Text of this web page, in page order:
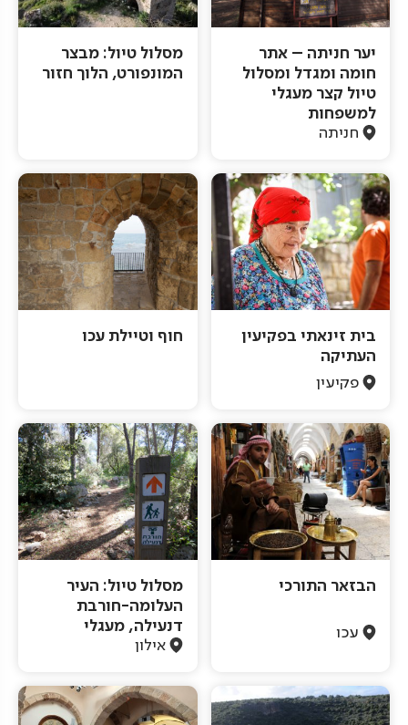
יער חניתה – אתר
חומה ומגדל ומסלול
טיול קצר מעגלי
למשפחות
חניתה
מסלול טיול: מבצר
המונפורט, הלוך חזור
בית זינאתי בפקיעין
העתיקה
פקיעין
חוף וטיילת עכו
הבזאר התורכי
עכו
מסלול טיול: העיר
העלומה-חורבת
דנעילה, מעגלי
אילון